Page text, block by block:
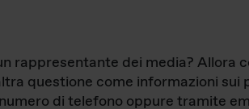
rappresentante dei media? Allora
questione come informazioni sui
di telefono oppure tramite